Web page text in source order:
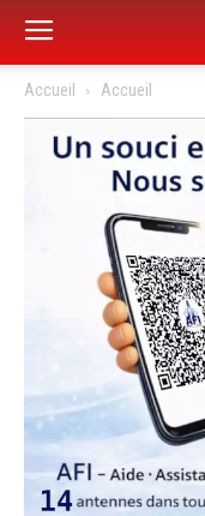
Accueil Accueil